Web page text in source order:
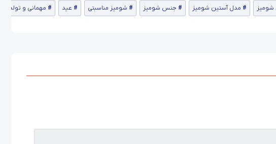
مدل آستین شومیز جنس شومیز شومیز مناسبتی عید مهمانی و تولد